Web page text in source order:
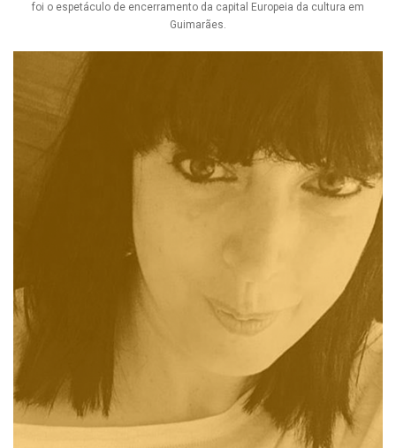
foi o espetáculo de encerramento da capital Europeia da cultura em
Guimarães.